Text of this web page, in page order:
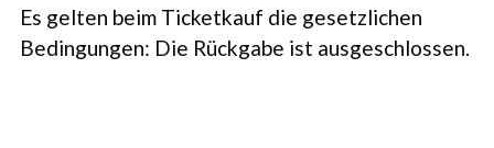
Es gelten beim Ticketkauf die gesetzlichen
Bedingungen: Die Rückgabe ist ausgeschlossen.